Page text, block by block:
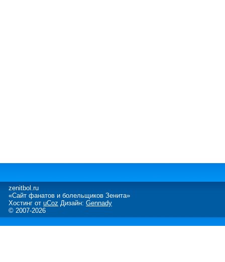
zenitbol.ru
«Сайт фанатов и болельщиков Зенита»
Хостинг от uCoz Дизайн: Gennady
© 2007-2026